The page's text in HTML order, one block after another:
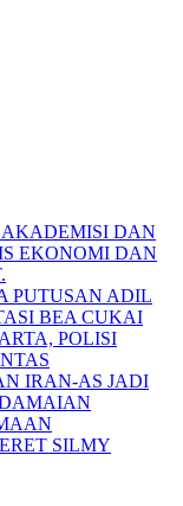
AKADEMISI DAN
EKONOMI DAN
PUTUSAN ADIL
BEA CUKAI
POLISI
IRAN-AS JADI
SILMY